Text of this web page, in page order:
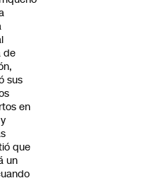
de
sus
en
que
un